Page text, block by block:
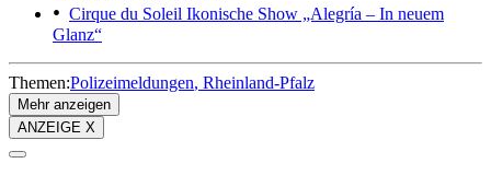
Cirque du Soleil Ikonische Show „Alegría – In neuem
Glanz“
Themen:Polizeimeldungen Rheinland-Pfalz
Mehr anzeigen
ANZEIGE X